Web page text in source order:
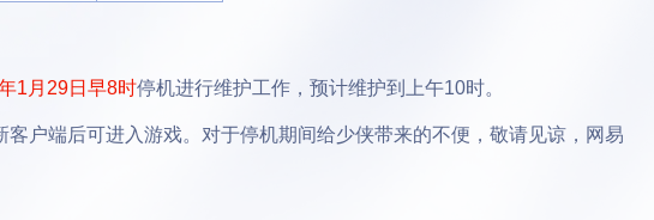
1月29日早8时停机进行维护工作，预计维护到上午10时。
客户端后可进入游戏。对于停机期间给少侠带来的不便，敬请见谅，网易